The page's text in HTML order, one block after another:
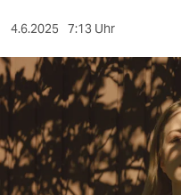
kultur
sport
berlin
nord
wahrheit
4.6.2025 7:13 Uhr